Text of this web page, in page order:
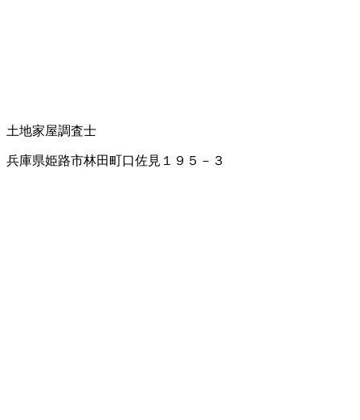
土地家屋調査士
兵庫県姫路市林田町口佐見１９５－３